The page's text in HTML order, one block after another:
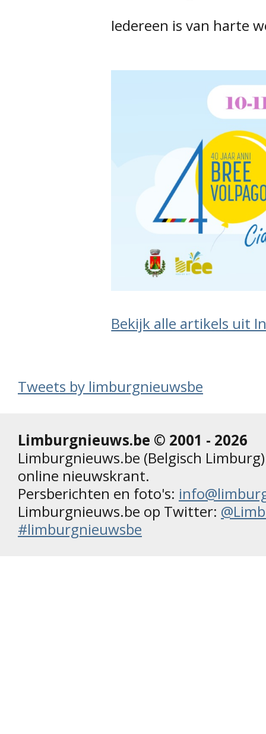
Iedereen is van harte
Bekijk alle artikels uit
Tweets by limburgnieuwsbe
Limburgnieuws.be © 2001 - 2026
Limburgnieuws.be (Belgisch
online nieuwskrant.
Persberichten en foto's:
Limburgnieuws.be op Twitter:
#limburgnieuwsbe